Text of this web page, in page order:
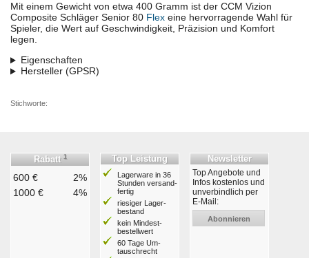
Mit einem Gewicht von etwa 400 Gramm ist der CCM Vizion
Composite Schläger Senior 80 Flex eine hervorragende Wahl für
Spieler, die Wert auf Geschwindigkeit, Präzision und Komfort
legen.
Eigenschaften
Hersteller (GPSR)
Stichworte:
Rabatt 1
600 €
2%
1000 €
4%
Top Leistung
Lagerware in 36
Stunden ver­sand­
fertig
riesiger Lager­
bestand
kein Mindest­
bestell­wert
60 Tage Um­
tausch­recht
Newsletter
Top Angebote und
Infos kostenlos und
unverbindlich per
E-Mail:
Abonnieren